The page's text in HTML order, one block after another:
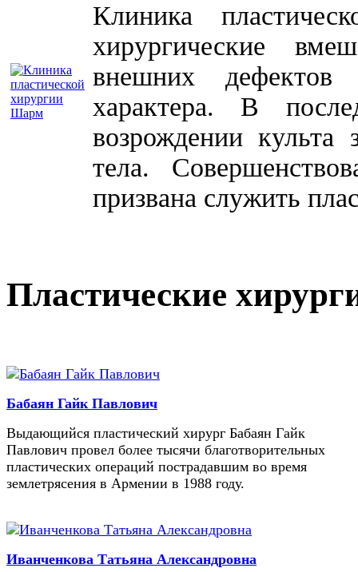
Клиника
хирургические
внешних дефектов
характера. В
возрождении культа
тела.
призвана служить
Пластические
Бабаян Гайк Павлович
Выдающийся пластический хирург Бабаян Гайк
Павлович провел более тысячи благотворительных
пластических операций пострадавшим во время
землетрясения в Армении в 1988 году.
Иванченкова Татьяна Александровна